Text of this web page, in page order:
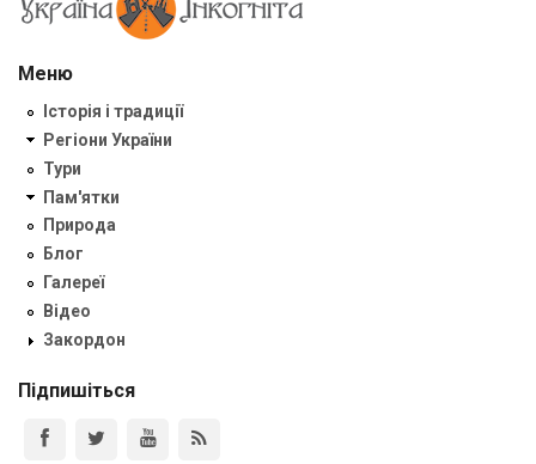
Меню
Історія і традиції
Регіони України
Тури
Пам'ятки
Природа
Блог
Галереї
Відео
Закордон
Підпишіться